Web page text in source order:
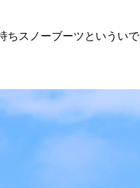
ちスノーブーツといういで